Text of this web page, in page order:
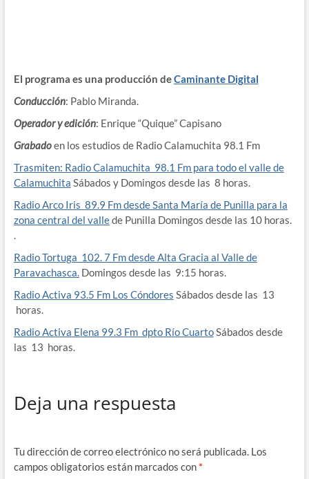
El programa es una producción deCaminante Digital
Conducción: Pablo Miranda.
Operador y edición: Enrique “Quique” Capisano
Grabadoen los estudios de Radio Calamuchita 98.1 Fm
Trasmiten: Radio Calamuchita 98.1 Fm para todo el valle de
Calamuchita Sábados y Domingos desde las 8 horas.
Radio Arco Iris 89.9 Fm desde Santa María de Punilla para la
zona central del vallede Punilla Domingos desde las 10 horas.
.
Radio Tortuga 102. 7 Fm desde Alta Gracia al Valle de
Paravachasca.Domingos desde las 9:15 horas.
Radio Activa 93.5 Fm Los Cóndores Sábados desde las 13
horas.
Radio Activa Elena 99.3 Fm dpto Río CuartoSábados desde
las 13 horas.
Deja una respuesta
Tu dirección de correo electrónico no será publicada. Los
campos obligatorios están marcados con *